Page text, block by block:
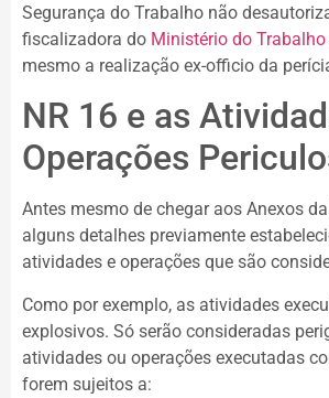
Segurança do Trabalho não
fiscalizadora do Ministério do Trabalho
mesmo a realização ex-officio da
NR 16 e as
Operações
Antes mesmo de chegar aos Anexos
alguns detalhes previamente
atividades e operações que são
Como por exemplo, as atividades
explosivos. Só serão consideradas
atividades ou operações executadas
forem sujeitos a: